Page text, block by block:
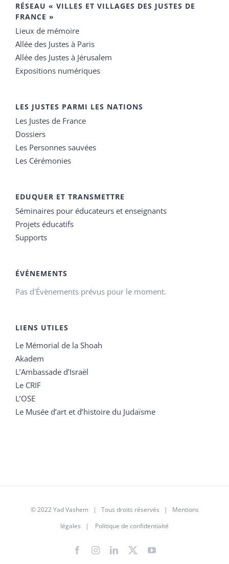
RÉSEAU « VILLES ET VILLAGES DES JUSTES DE
FRANCE »
Lieux de mémoire
Allée des Justes à Paris
Allée des Justes à Jérusalem
Expositions numériques
LES JUSTES PARMI LES NATIONS
Les Justes de France
Dossiers
Les Personnes sauvées
Les Cérémonies
EDUQUER ET TRANSMETTRE
Séminaires pour éducateurs et enseignants
Projets éducatifs
Supports
ÉVÉNEMENTS
Pas d'Évènements prévus pour le moment.
LIENS UTILES
Le Mémorial de la Shoah
Akadem
L’Ambassade d’Israël
Le CRIF
L’OSE
Le Musée d’art et d’histoire du Judaïsme
© 2022 Yad Vashem | Tous droits réservés | Mentions
légales | Politique de confidentialté
FacebookInstagramLinkedIn
X YouTube